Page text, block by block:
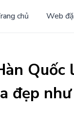
chủ Web
Quốc
đẹp